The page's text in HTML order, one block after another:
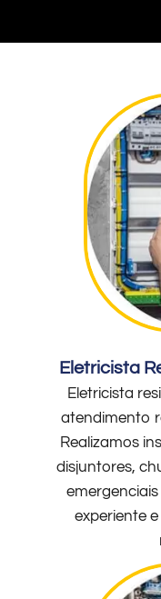
Eletricista
Eletricista
atendimento
Realizamos
disjuntores,
emergenciais
experiente